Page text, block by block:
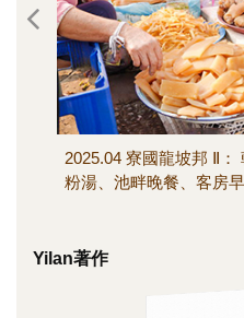
2025.04 寮國龍坡邦 Ⅱ
粉湯、池畔晚餐、客房
Yilan著作